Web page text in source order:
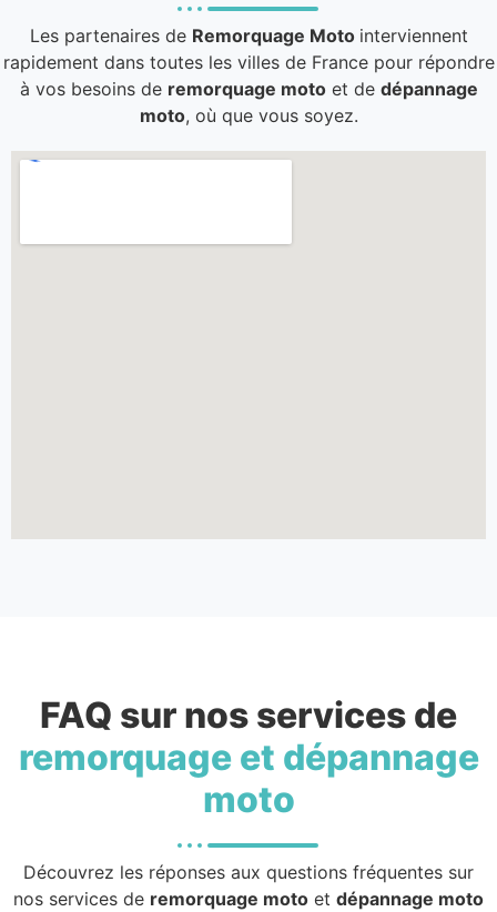
Les partenaires de Remorquage Moto interviennent
rapidement dans toutes les villes de France pour répondre
à vos besoins de remorquage motoet de dépannage
moto, où que vous soyez.
FAQ sur nos services de
remorquage et dépannage
moto
Découvrez les réponses aux questions fréquentes sur
nos services de remorquage moto et dépannage moto